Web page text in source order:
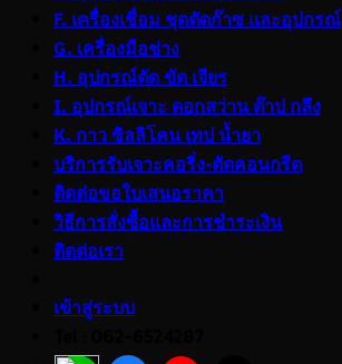
F. เครื่องเชื่อม ชุดตัดก๊าซ และอุปกรณ์
G. เครื่องมือช่าง
H. อุปกรณ์ตัด ขัด เจียร
I. อุปกรณ์เจาะ ดอกสว่าน ต๊าป กลึง
K. กาว ซิลลิโคน เทป น้ำยา
บริการรับเจาะคอริ่ง-ตัดคอนกรีต
ติดต่อขอใบเสนอราคา
วิธีการสั่งซื้อและการชำระเงิน
ติดต่อเรา
เข้าสู่ระบบ